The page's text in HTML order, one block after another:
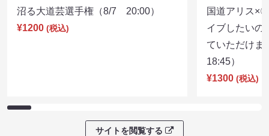
沼る大道芸選手権（8/7 20:00）
¥1200 (税込)
国道アリス×
イブしたいの
ていただけ
18:45）
¥1300 (税込)
サイトを閲覧する